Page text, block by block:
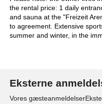
the rental price: 1 daily
and sauna at the "Freizeit
to agreement. Extensive
summer and winter, in the
Eksterne
Vores gæsteanmeldelser